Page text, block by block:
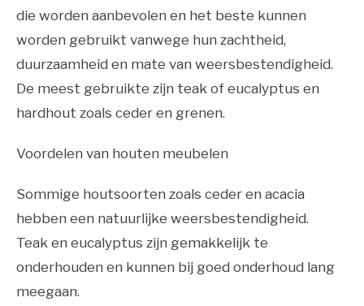
die worden aanbevolen en het beste kunnen
worden gebruikt vanwege hun zachtheid,
duurzaamheid en mate van weersbestendigheid.
De meest gebruikte zijn teak of eucalyptus en
hardhout zoals ceder en grenen.
Voordelen van houten meubelen
Sommige houtsoorten zoals ceder en acacia
hebben een natuurlijke weersbestendigheid.
Teak en eucalyptus zijn gemakkelijk te
onderhouden en kunnen bij goed onderhoud lang
meegaan.